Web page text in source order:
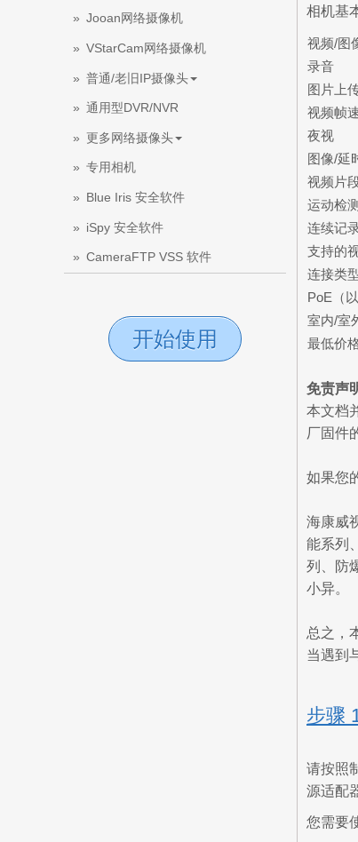
Jooan网络摄像机
VStarCam网络摄像机
普通/老旧IP摄像头
通用型DVR/NVR
更多网络摄像头
专用相机
Blue Iris 安全软件
iSpy 安全软件
CameraFTP VSS 软件
开始使用
相机基
视频/图
录音
图片上
视频帧
夜视
图像/延
视频片
运动检测
连续记
支持的
连接类
PoE（
室内/室
最低价
免责声
本文档
厂固件
如果您
海康威
能系列
列、防
小异。
总之，
当遇到
步骤
请按照
源适配
您需要